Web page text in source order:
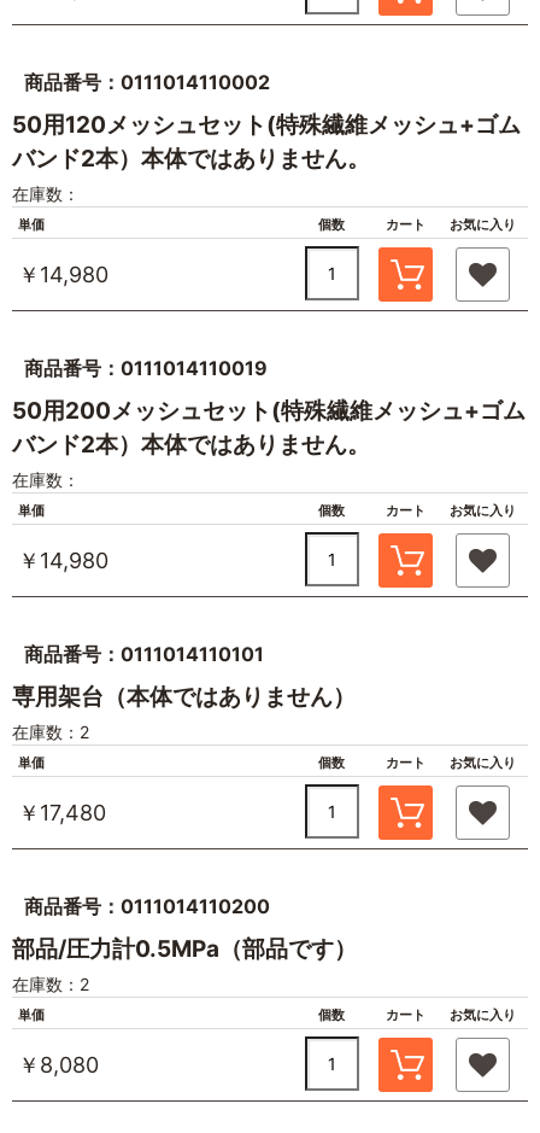
商品番号：0111014110002
50用120メッシュセット(特殊繊維メッシュ+ゴム
バンド2本）本体ではありません。
在庫数：
単価 個数 カート お気に入り
￥14,980
商品番号：0111014110019
50用200メッシュセット(特殊繊維メッシュ+ゴム
バンド2本）本体ではありません。
在庫数：
単価 個数 カート お気に入り
￥14,980
商品番号：0111014110101
専用架台（本体ではありません）
在庫数：2
単価 個数 カート お気に入り
￥17,480
商品番号：0111014110200
部品/圧力計0.5MPa（部品です）
在庫数：2
単価 個数 カート お気に入り
￥8,080